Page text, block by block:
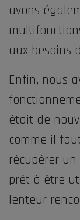
avons
aux besoins
Enfin, nous
était de
comme il
récupérer
prêt à être
lenteur